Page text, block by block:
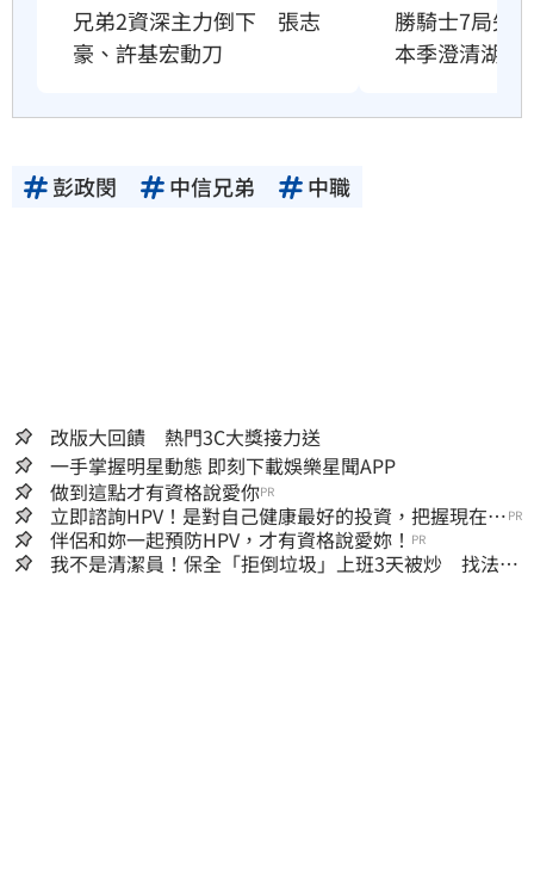
兄弟2資深主力倒下　張志
豪、許基宏動刀
勝騎士7局失
本季澄清湖首
彭政閔 中信兄弟 中職
改版大回饋 熱門3C大獎接力送
一手掌握明星動態 即刻下載娛樂星聞APP
做到這點才有資格說愛你PR
立即諮詢HPV！是對自己健康最好的投資，把握現在不
嫌晚！
PR
伴侶和妳一起預防HPV，才有資格說愛妳！ PR
我不是清潔員！保全「拒倒垃圾」上班3天被炒 找法院